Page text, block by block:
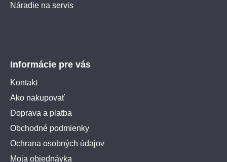
Náradie na servis
Informácie pre vás
Kontakt
Ako nakupovať
Doprava a platba
Obchodné podmienky
Ochrana osobných údajov
Moja objednávka